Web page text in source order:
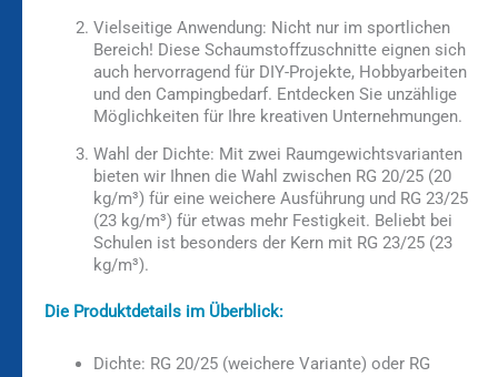
Vielseitige Anwendung: Nicht nur im sportlichen
Bereich! Diese Schaumstoffzuschnitte eignen sich
auch hervorragend für DIY-Projekte, Hobbyarbeiten
und den Campingbedarf. Entdecken Sie unzählige
Möglichkeiten für Ihre kreativen Unternehmungen.
Wahl der Dichte: Mit zwei Raumgewichtsvarianten
bieten wir Ihnen die Wahl zwischen RG 20/25 (20
kg/m³) für eine weichere Ausführung und RG 23/25
(23 kg/m³) für etwas mehr Festigkeit. Beliebt bei
Schulen ist besonders der Kern mit RG 23/25 (23
kg/m³).
Die Produktdetails im Überblick:
Dichte: RG 20/25 (weichere Variante) oder RG